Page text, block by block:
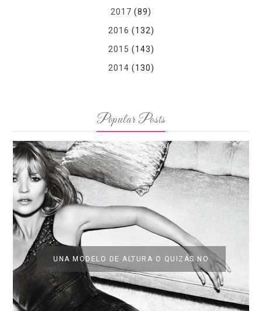
2017 (89)
2016 (132)
2015 (143)
2014 (130)
Popular Posts
UNA MODELO DE ALTURA O QUIZÁS NO